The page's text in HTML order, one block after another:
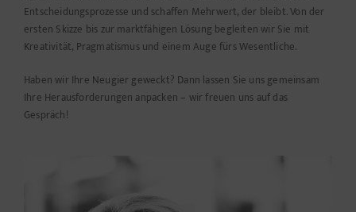
Entscheidungsprozesse und schaffen Mehrwert, der bleibt. Von der
ersten Skizze bis zur marktfähigen Lösung begleiten wir Sie mit
Kreativität, Pragmatismus und einem Auge fürs Wesentliche.
Haben wir Ihre Neugier geweckt? Dann lassen Sie uns gemeinsam
Ihre Herausforderungen anpacken – wir freuen uns auf das
Gespräch!